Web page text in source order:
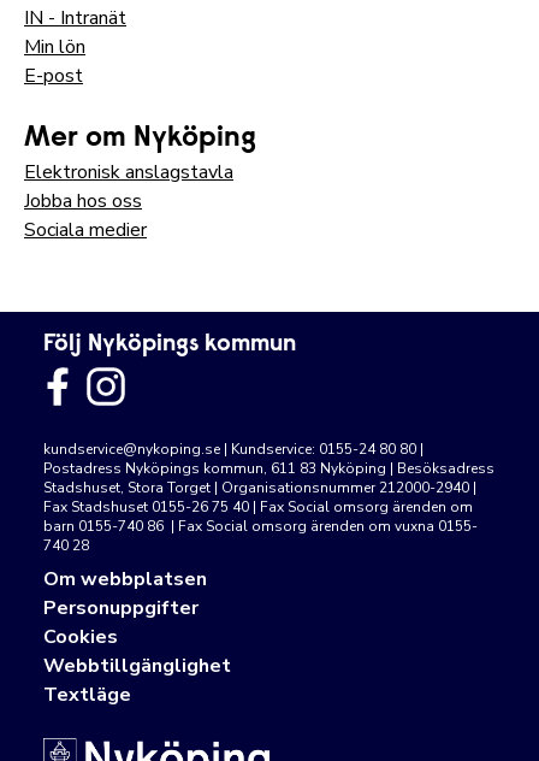
IN - Intranät
Min lön
E-post
Mer om Nyköping
Elektronisk anslagstavla
Jobba hos oss
Sociala medier
Följ Nyköpings kommun
kundservice@nykoping.se | Kundservice: 0155-24 80 80 |
Postadress Nyköpings kommun, 611 83 Nyköping | Besöksadress
Stadshuset, Stora Torget | Organisationsnummer 212000-2940 |
Fax Stadshuset 0155-26 75 40 | Fax Social omsorg ärenden om
barn 0155-740 86 | Fax Social omsorg ärenden om vuxna 0155-
740 28
Om webbplatsen
Personuppgifter
Cookies
Webbtillgänglighet
Textläge